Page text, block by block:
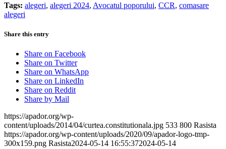
Tags: alegeri, alegeri 2024, Avocatul poporului, CCR, comasare
alegeri
Share this entry
Share on Facebook
Share on Twitter
Share on WhatsApp
Share on LinkedIn
Share on Reddit
Share by Mail
https://apador.org/wp-
content/uploads/2014/04/curtea.constitutionala.jpg 533 800 Rasista
https://apador.org/wp-content/uploads/2020/09/apador-logo-tmp-
300x159.png Rasista2024-05-14 16:55:372024-05-14